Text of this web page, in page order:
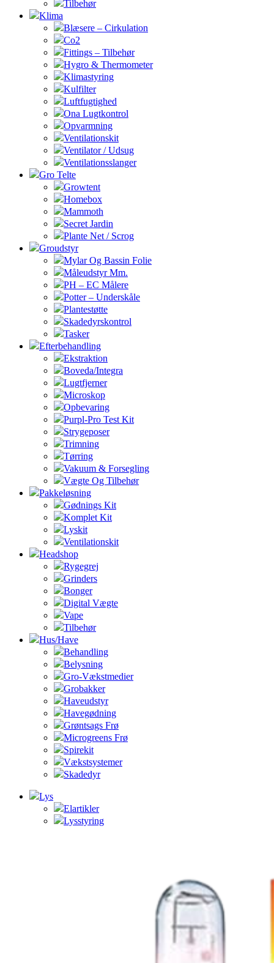
Tilbehør
Klima
Blæsere – Cirkulation
Co2
Fittings – Tilbehør
Hygro & Thermometer
Klimastyring
Kulfilter
Luftfugtighed
Ona Lugtkontrol
Opvarmning
Ventilationskit
Ventilator / Udsug
Ventilationsslanger
Gro Telte
Growtent
Homebox
Mammoth
Secret Jardin
Plante Net / Scrog
Groudstyr
Mylar Og Bassin Folie
Måleudstyr Mm.
PH – EC Målere
Potter – Underskåle
Plantestøtte
Skadedyrskontrol
Tasker
Efterbehandling
Ekstraktion
Boveda/Integra
Lugtfjerner
Microskop
Opbevaring
Purpl-Pro Test Kit
Strygeposer
Trimning
Tørring
Vakuum & Forsegling
Vægte Og Tilbehør
Pakkeløsning
Gødnings Kit
Komplet Kit
Lyskit
Ventilationskit
Headshop
Rygegrej
Grinders
Bonger
Digital Vægte
Vape
Tilbehør
Hus/Have
Behandling
Belysning
Gro-Vækstmedier
Grobakker
Haveudstyr
Havegødning
Grøntsags Frø
Microgreens Frø
Spirekit
Vækstsystemer
Skadedyr
Lys
Elartikler
Lysstyring